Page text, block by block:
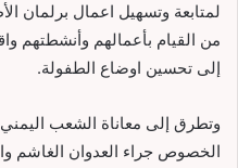
لمتابعة وتسهيل اعمال برلمان
من القيام بأعمالهم وأنشطتهم
إلى تحسين اوضاع الطفولة.
وتطرق إلى معاناة الشعب
الخصوص جراء العدوان الغاشم